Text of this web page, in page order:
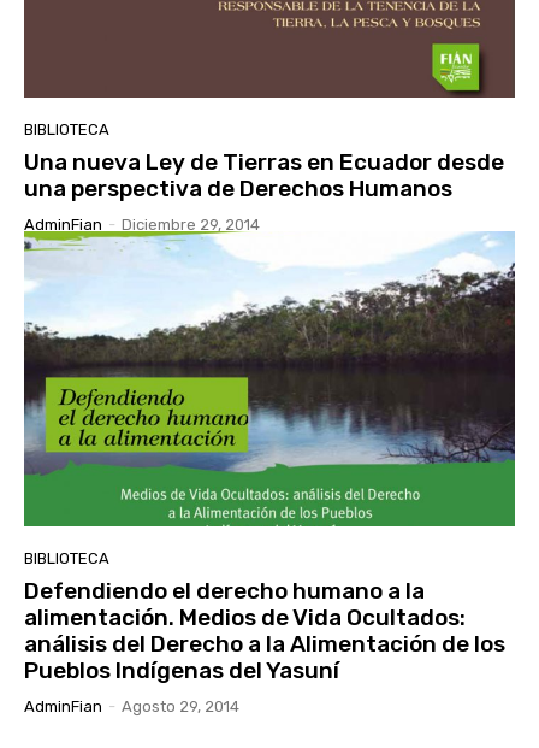
BIBLIOTECA
Una nueva Ley de Tierras en Ecuador desde
una perspectiva de Derechos Humanos
AdminFian - Diciembre 29, 2014
BIBLIOTECA
Defendiendo el derecho humano a la
alimentación. Medios de Vida Ocultados:
análisis del Derecho a la Alimentación de los
Pueblos Indígenas del Yasuní
AdminFian - Agosto 29, 2014